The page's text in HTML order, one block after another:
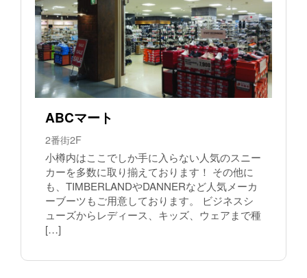
ABCマート
2番街2F
小樽内はここでしか手に入らない人気のスニー
カーを多数に取り揃えております！ その他に
も、TIMBERLANDやDANNERなど人気メーカ
ーブーツもご用意しております。 ビジネスシ
ューズからレディース、キッズ、ウェアまで種
[…]